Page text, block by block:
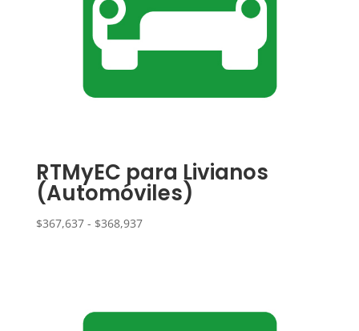
RTMyEC para Livianos
(Automóviles)
$367,637 - $368,937Rango
hasta